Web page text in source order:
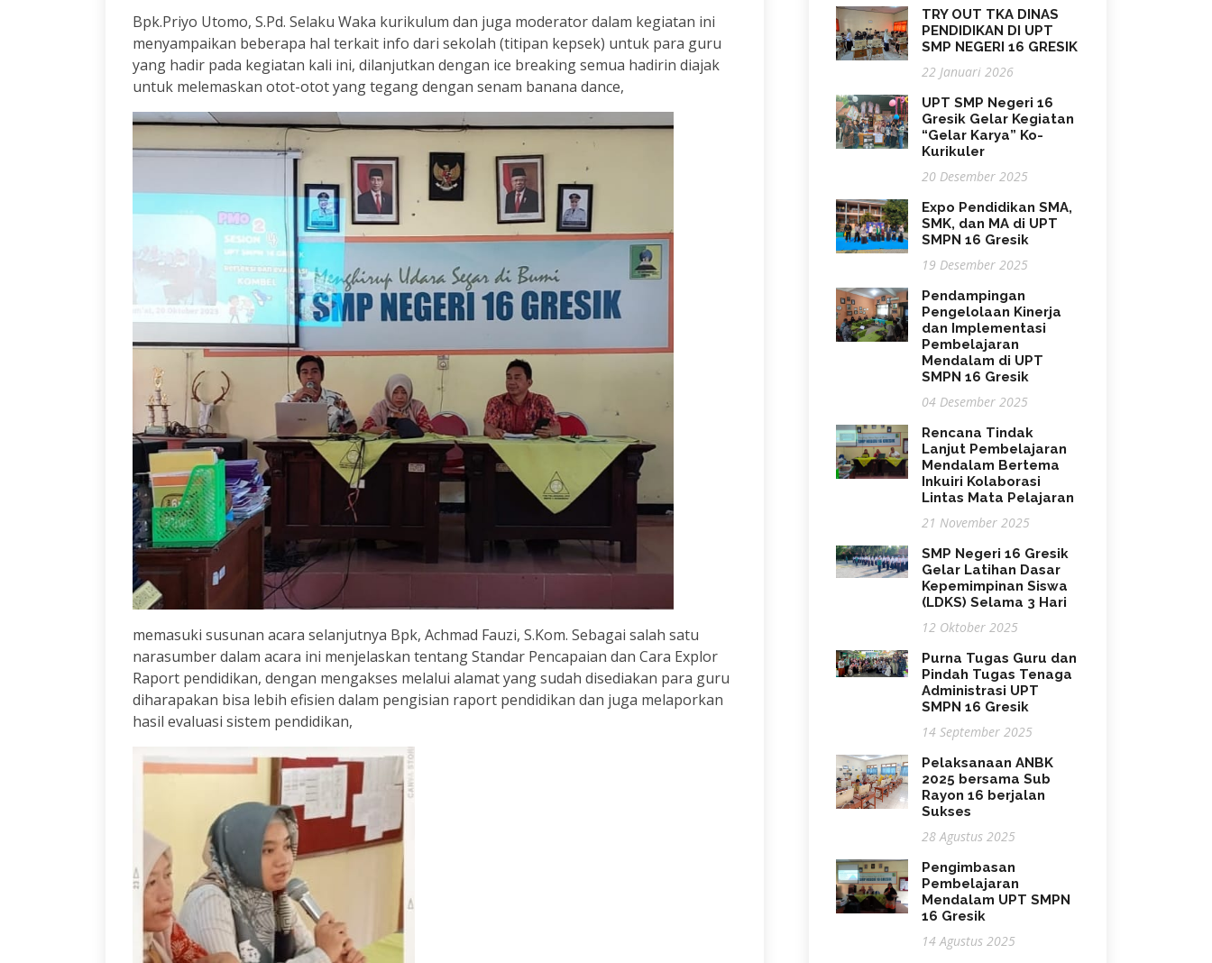
Bpk.Priyo Utomo, S.Pd. Selaku Waka kurikulum dan juga moderator dalam kegiatan ini
menyampaikan beberapa hal terkait info dari sekolah (titipan kepsek) untuk para guru
yang hadir pada kegiatan kali ini, dilanjutkan dengan ice breaking semua hadirin diajak
untuk melemaskan otot-otot yang tegang dengan senam banana dance,
memasuki susunan acara selanjutnya Bpk, Achmad Fauzi, S.Kom. Sebagai salah satu
narasumber dalam acara ini menjelaskan tentang Standar Pencapaian dan Cara Explor
Raport pendidikan, dengan mengakses melalui alamat yang sudah disediakan para guru
diharapakan bisa lebih efisien dalam pengisian raport pendidikan dan juga melaporkan
hasil evaluasi sistem pendidikan,
TRY OUT TKA DINAS
PENDIDIKAN DI UPT
SMP NEGERI 16 GRESIK
22 Januari 2026
UPT SMP Negeri 16
Gresik Gelar Kegiatan
“Gelar Karya” Ko-
Kurikuler
20 Desember 2025
Expo Pendidikan SMA,
SMK, dan MA di UPT
SMPN 16 Gresik
19 Desember 2025
Pendampingan
Pengelolaan Kinerja
dan Implementasi
Pembelajaran
Mendalam di UPT
SMPN 16 Gresik
04 Desember 2025
Rencana Tindak
Lanjut Pembelajaran
Mendalam Bertema
Inkuiri Kolaborasi
Lintas Mata Pelajaran
21 November 2025
SMP Negeri 16 Gresik
Gelar Latihan Dasar
Kepemimpinan Siswa
(LDKS) Selama 3 Hari
12 Oktober 2025
Purna Tugas Guru dan
Pindah Tugas Tenaga
Administrasi UPT
SMPN 16 Gresik
14 September 2025
Pelaksanaan ANBK
2025 bersama Sub
Rayon 16 berjalan
Sukses
28 Agustus 2025
Pengimbasan
Pembelajaran
Mendalam UPT SMPN
16 Gresik
14 Agustus 2025